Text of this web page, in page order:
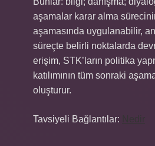
aşamalar karar alma
aşamasında uygulanabilir,
süreçte belirli noktalarda
erişim, STK’ların politika
katılımının tüm sonraki
oluşturur.
Tavsiyeli Bağlantılar: